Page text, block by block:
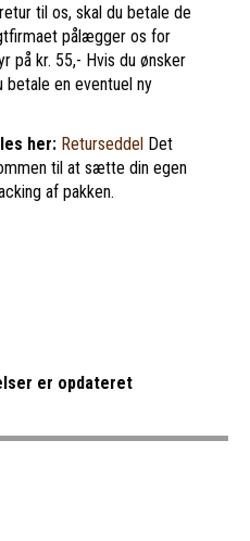
til os, skal du betale de
pålægger os for
på kr. 55,- Hvis du ønsker
betale en eventuel ny
her: Returseddel Det
til at sætte din egen
af pakken.
er opdateret